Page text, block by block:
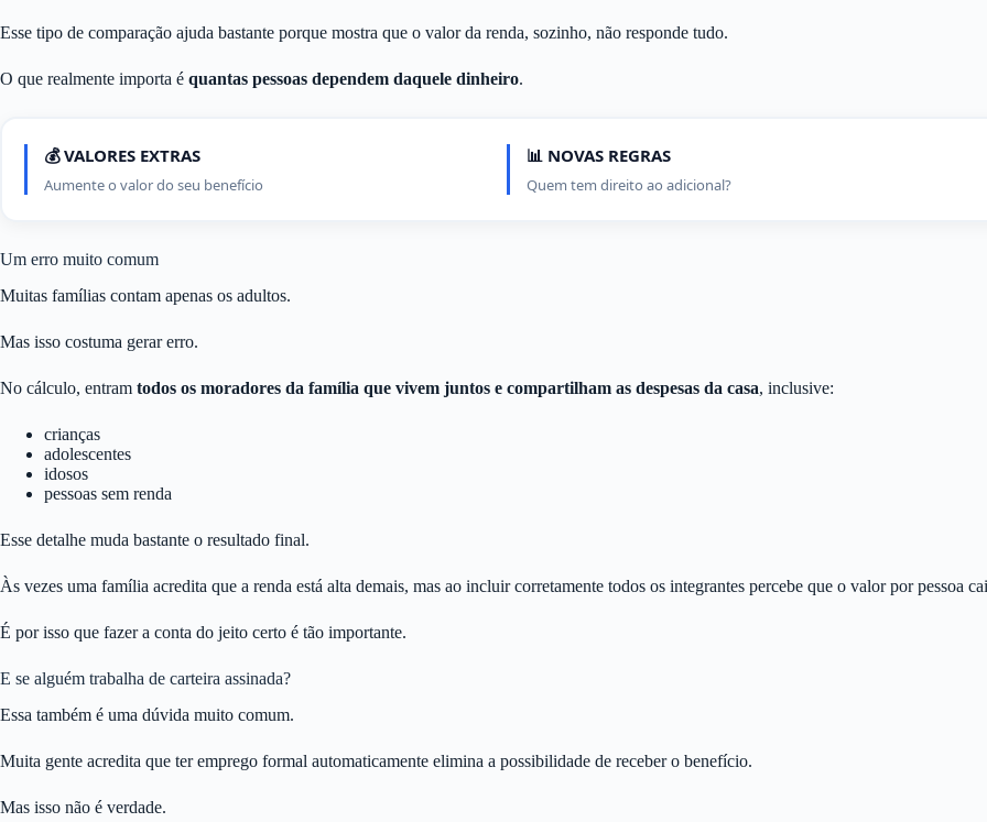
Esse tipo de comparação ajuda bastante porque mostra que o valor da renda, sozinho, não responde tudo.
O que realmente importa é quantas pessoas dependem daquele dinheiro.
💰 VALORES EXTRAS
Aumente o valor do seu benefício
📊 NOVAS REGRAS
Quem tem direito ao adicional?
Um erro muito comum
Muitas famílias contam apenas os adultos.
Mas isso costuma gerar erro.
No cálculo, entram todos os moradores da família que vivem juntos e compartilham as despesas da casa, inclusive:
crianças
adolescentes
idosos
pessoas sem renda
Esse detalhe muda bastante o resultado final.
Às vezes uma família acredita que a renda está alta demais, mas ao incluir corretamente todos os integrantes percebe que o valor por pessoa
É por isso que fazer a conta do jeito certo é tão importante.
E se alguém trabalha de carteira assinada?
Essa também é uma dúvida muito comum.
Muita gente acredita que ter emprego formal automaticamente elimina a possibilidade de receber o benefício.
Mas isso não é verdade.